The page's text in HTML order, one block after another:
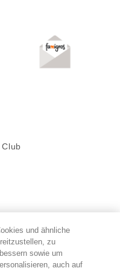
user/
und ähnliche
zu
sowie um
auch auf